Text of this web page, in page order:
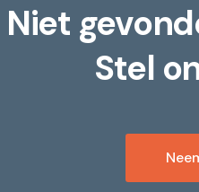
Niet
Stel